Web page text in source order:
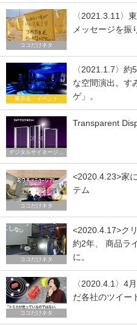
ココだけネタ
〈2021.3.11〉
メッセージを振
展示会・イベント
〈2021.1.7〉
な空間演出。す
ゲ」。
デジタルサイネージ トレンド
Transparent
ココだけネタ
<2020.4.23>家
テム
ココだけネタ
<2020.4.17>ク
約2年、 商品ラ
に。
ココだけネタ
〈2020.4.1〉4
だ各社のツイー